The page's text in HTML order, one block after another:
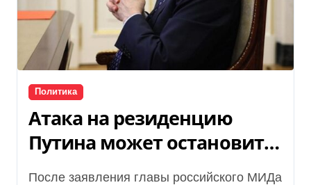
Политика
Атака на резиденцию
Путина может остановить
мирные переговоры
После заявления главы российского МИДа